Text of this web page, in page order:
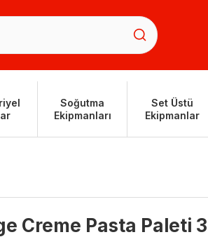
Soğutma
Ekipmanları
Set Üstü
Ekipmanlar
Creme Pasta Paleti